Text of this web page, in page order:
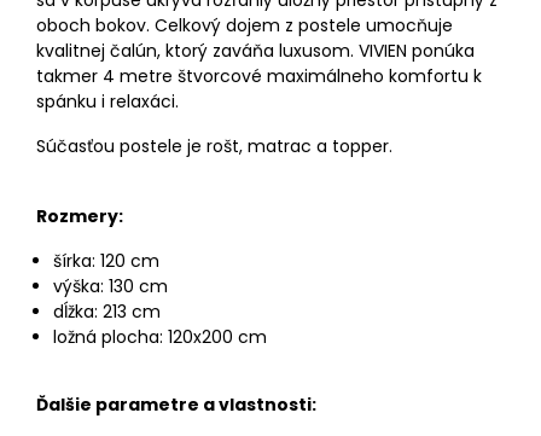
oboch bokov. Celkový dojem z postele umocňuje
kvalitnej čalún, ktorý zaváňa luxusom. VIVIEN ponúka
takmer 4 metre štvorcové maximálneho komfortu k
spánku i relaxáci.
Súčasťou postele je rošt, matrac a topper.
Rozmery:
šírka: 120 cm
výška: 130 cm
dĺžka: 213 cm
ložná plocha: 120x200 cm
Ďalšie parametre a vlastnosti: